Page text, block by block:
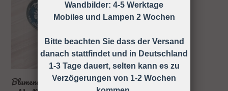
silber
roségold
Farbauswahl
Schmuck
Blumenohrringe Ohrstecker
Wandbilder: 4-5 Werktage
Mobiles und Lampen 2 Wochen
Bitte beachten Sie dass der Versand
danach stattfindet und in Deutschland
1-3 Tage dauert, selten kann es zu
Verzögerungen von 1-2 Wochen